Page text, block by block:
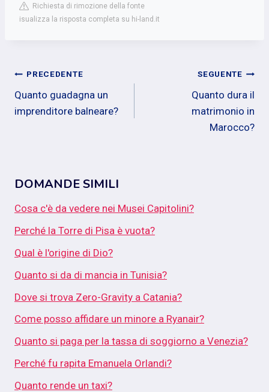
Richiesta di rimozione della fonte
isualizza la risposta completa su hi-land.it
Navigazione
articoli
PRECEDENTE
Quanto guadagna un
imprenditore balneare?
SEGUENTE
Quanto dura il
matrimonio in
Marocco?
DOMANDE SIMILI
Cosa c'è da vedere nei Musei Capitolini?
Perché la Torre di Pisa è vuota?
Qual è l'origine di Dio?
Quanto si da di mancia in Tunisia?
Dove si trova Zero-Gravity a Catania?
Come posso affidare un minore a Ryanair?
Quanto si paga per la tassa di soggiorno a Venezia?
Perché fu rapita Emanuela Orlandi?
Quanto rende un taxi?